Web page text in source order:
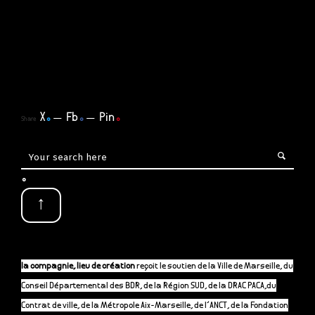
Share X. Fb. Pin.
.
↑
la compagnie, lieu de créationreçoit le soutien de la Ville de Marseille, du
Conseil Départemental des BDR, de la Région SUD, de la DRAC PACA,du
Contrat de ville, de la Métropole Aix-Marseille, de l’ANCT, de la Fondation